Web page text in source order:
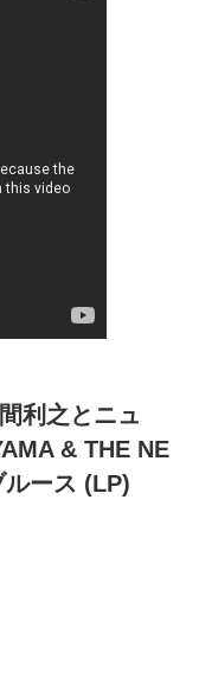
利之とニュ
& THE NE
ース (LP)